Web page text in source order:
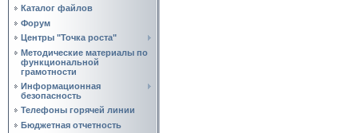
Каталог файлов
Форум
Центры "Точка роста"
Методические материалы по
функциональной
грамотности
Информационная
безопасность
Телефоны горячей линии
Бюджетная отчетность